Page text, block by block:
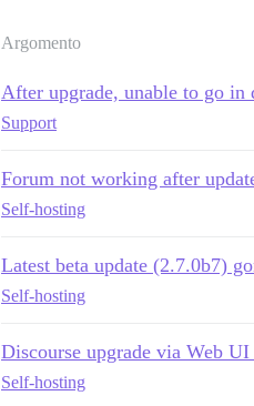
Argomento
After upgrade, unable to go in
Support
Forum not working after
Self-hosting
Latest beta update (2.7.0b7)
Self-hosting
Discourse upgrade via Web
Self-hosting